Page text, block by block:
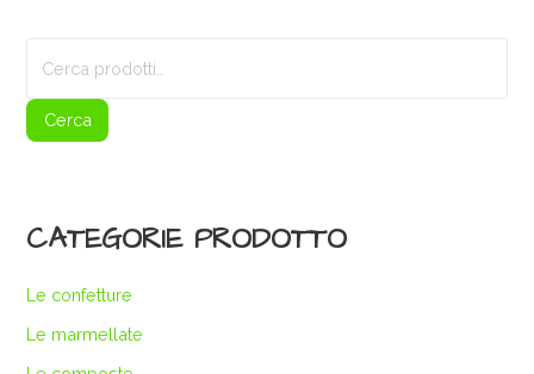
Cerca
CATEGORIE PRODOTTO
Le confetture
Le marmellate